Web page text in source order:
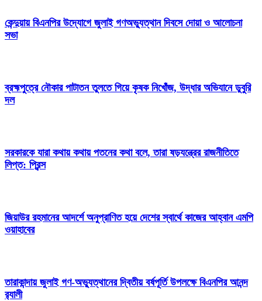
কেন্দুয়ায় বিএনপির উদ্যোগে জুলাই গণঅভ্যুত্থান দিবসে দোয়া ও আলোচনা
সভা
ব্রহ্মপুত্রে নৌকার পাটাতন তুলতে গিয়ে কৃষক নিখোঁজ, উদ্ধার অভিযানে ডুবুরি
দল
সরকারকে যারা কথায় কথায় পতনের কথা বলে, তারা ষড়যন্ত্রের রাজনীতিতে
লিপ্ত: প্রিন্স
জিয়াউর রহমানের আদর্শে অনুপ্রাণিত হয়ে দেশের স্বার্থে কাজের আহ্বান এমপি
ওয়াহাবের
তারাকান্দায় জুলাই গণ-অভ্যুত্থানের দ্বিতীয় বর্ষপূর্তি উপলক্ষে বিএনপির আনন্দ
র‍্যালী